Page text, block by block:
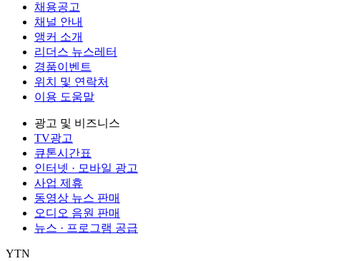
채용공고
채널 안내
앵커 소개
리더스 뉴스레터
경품이벤트
위치 및 연락처
이용 도움말
광고 및 비즈니스
TV광고
큐톤시간표
인터넷 · 모바일 광고
사업 제휴
동영상 뉴스 판매
오디오 음원 판매
뉴스 · 프로그램 공급
YTN